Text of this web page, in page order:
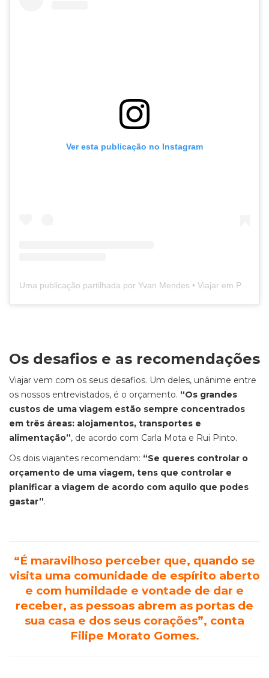
Ver esta publicação no Instagram
Os desafios e as recomendações
Viajar vem com os seus desafios. Um deles, unânime entre
os nossos entrevistados, é o orçamento. “Os grandes
custos de uma viagem estão sempre concentrados
em três áreas: alojamentos, transportes e
alimentação”, de acordo com Carla Mota e Rui Pinto.
Os dois viajantes recomendam: “Se queres controlar o
orçamento de uma viagem, tens que controlar e
planificar a viagem de acordo com aquilo que podes
gastar”.
“É maravilhoso perceber que, quando se
visita uma comunidade de espírito aberto
e com humildade e vontade de dar e
receber, as pessoas abrem as portas de
sua casa e dos seus corações”, conta
Filipe Morato Gomes.